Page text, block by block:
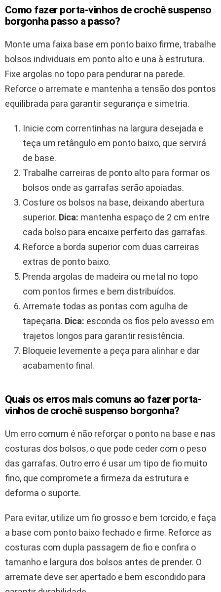
Como fazer porta-vinhos de crochê suspenso
borgonha passo a passo?
Monte uma faixa base em ponto baixo firme, trabalhe
bolsos individuais em ponto alto e una à estrutura.
Fixe argolas no topo para pendurar na parede.
Reforce o arremate e mantenha a tensão dos pontos
equilibrada para garantir segurança e simetria.
Inicie com correntinhas na largura desejada e
teça um retângulo em ponto baixo, que servirá
de base.
Trabalhe carreiras de ponto alto para formar os
bolsos onde as garrafas serão apoiadas.
Costure os bolsos na base, deixando abertura
superior. Dica: mantenha espaço de 2 cm entre
cada bolso para encaixe perfeito das garrafas.
Reforce a borda superior com duas carreiras
extras de ponto baixo.
Prenda argolas de madeira ou metal no topo
com pontos firmes e bem distribuídos.
Arremate todas as pontas com agulha de
tapeçaria. Dica: esconda os fios pelo avesso em
trajetos longos para garantir resistência.
Bloqueie levemente a peça para alinhar e dar
acabamento final.
Quais os erros mais comuns ao fazer porta-
vinhos de crochê suspenso borgonha?
Um erro comum é não reforçar o ponto na base e nas
costuras dos bolsos, o que pode ceder com o peso
das garrafas. Outro erro é usar um tipo de fio muito
fino, que compromete a firmeza da estrutura e
deforma o suporte.
Para evitar, utilize um fio grosso e bem torcido, e faça
a base com ponto baixo fechado e firme. Reforce as
costuras com dupla passagem de fio e confira o
tamanho e largura dos bolsos antes de prender. O
arremate deve ser apertado e bem escondido para